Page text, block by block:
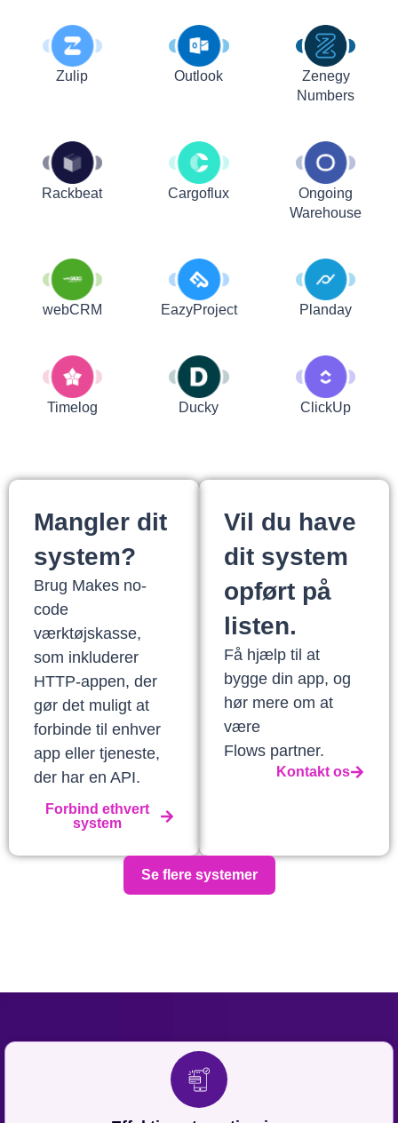
Zulip Outlook
Zenegy
Numbers
Rackbeat Cargoflux
Ongoing
Warehouse
webCRM EazyProject Planday
Timelog Ducky ClickUp
Mangler dit
system?
Brug Makes no-
code
værktøjskasse,
som inkluderer
HTTP-appen, der
gør det muligt at
forbinde til enhver
app eller tjeneste,
der har en API.
Forbind ethvert
system
Vil du have
dit system
opført på
listen.
Få hjælp til at
bygge din app, og
hør mere om at
være
Flows partner.
Kontakt os
Se flere systemer